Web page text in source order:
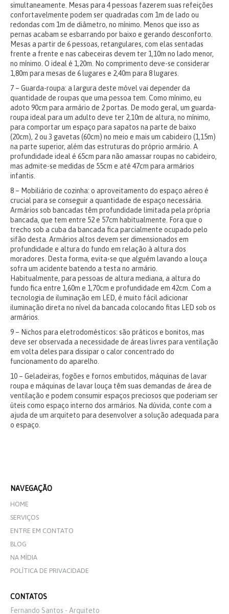
simultaneamente. Mesas para 4 pessoas fazerem suas refeições
confortavelmente podem ser quadradas com 1m de lado ou
redondas com 1m de diâmetro, no mínimo. Menos que isso as
pernas acabam se esbarrando por baixo e gerando desconforto.
Mesas a partir de 6 pessoas, retangulares, com elas sentadas
frente a frente e nas cabeceiras devem ter 1,10m no lado menor,
no mínimo. O ideal é 1,20m. No comprimento deve-se considerar
1,80m para mesas de 6 lugares e 2,40m para 8 lugares.
7 – Guarda-roupa: a largura deste móvel vai depender da
quantidade de roupas que uma pessoa tem. Como mínimo, eu
adoto 90cm para armário de 2 portas. De modo geral, um guarda-
roupa ideal para um adulto deve ter 2,10m de altura, no mínimo,
para comportar um espaço para sapatos na parte de baixo
(20cm), 2 ou 3 gavetas (60cm) no meio e mais um cabideiro (1,15m)
na parte superior, além das estruturas do próprio armário. A
profundidade ideal é 65cm para não amassar roupas no cabideiro,
mas admite-se medidas de 55cm e até 47cm para armários
infantis.
8 – Mobiliário de cozinha: o aproveitamento do espaço aéreo é
crucial para se conseguir a quantidade de espaço necessária.
Armários sob bancadas têm profundidade limitada pela própria
bancada, que tem entre 52 e 57cm habitualmente. Fora que o
trecho sob a cuba da bancada fica parcialmente ocupado pelo
sifão desta. Armários altos devem ser dimensionados em
profundidade e altura do fundo em relação à altura dos
moradores. Desta forma, evita-se que alguém lavando a louça
sofra um acidente batendo a testa no armário.
Habitualmente, para pessoas de altura mediana, a altura do
fundo fica entre 1,60m e 1,70cm e profundidade em 42cm. Com a
tecnologia de iluminação em LED, é muito fácil adicionar
iluminação direta no nível da bancada colocando fitas LED sob os
armários.
9 – Nichos para eletrodomésticos: são práticos e bonitos, mas
deve ser observada a necessidade de áreas livres para ventilação
em volta deles para dissipar o calor concentrado do
funcionamento do aparelho.
10 – Geladeiras, fogões e fornos embutidos, máquinas de lavar
roupa e máquinas de lavar louça têm suas demandas de área de
ventilação e podem consumir espaços preciosos que poderiam ser
úteis como espaço interno dos armários. Na dúvida, conte com a
ajuda de um arquiteto para desenvolver a solução adequada para
o espaço.
NAVEGAÇÃO
HOME
SERVIÇOS
ENTRE EM CONTATO
BLOG
NA MÍDIA
POLÍTICA DE PRIVACIDADE
CONTATOS
Fernando Santos - Arquiteto